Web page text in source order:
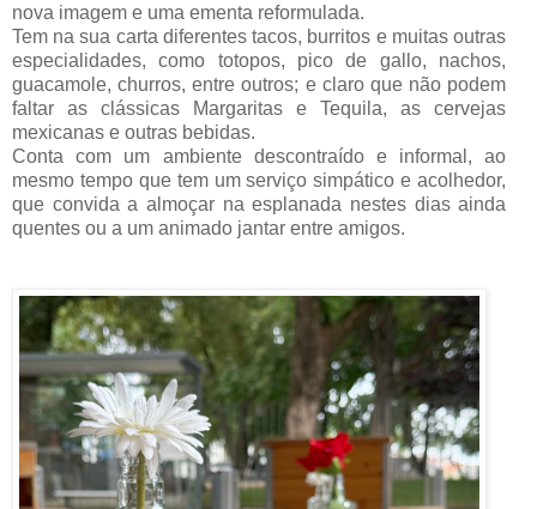
nova imagem e uma ementa reformulada.
Tem na sua carta diferentes tacos, burritos e muitas outras
especialidades, como totopos, pico de gallo, nachos,
guacamole, churros, entre outros; e claro que não podem
faltar as clássicas Margaritas e Tequila, as cervejas
mexicanas e outras bebidas.
Conta com um ambiente descontraído e informal, ao
mesmo tempo que tem um serviço simpático e acolhedor,
que convida a almoçar na esplanada nestes dias ainda
quentes ou a um animado jantar entre amigos.